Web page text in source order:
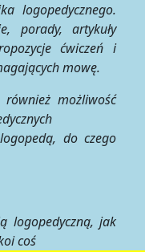
logopedycznego.
porady, artykuły
ćwiczeń i
mowę.
możliwość
do czego
logopedyczną, jak
coś